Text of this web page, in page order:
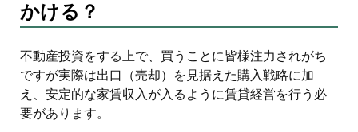
かける？
不動産投資をする上で、買うことに皆様注力されがち
ですが実際は出口（売却）を見据えた購入戦略に加
え、安定的な家賃収入が入るように賃貸経営を行う必
要があります。